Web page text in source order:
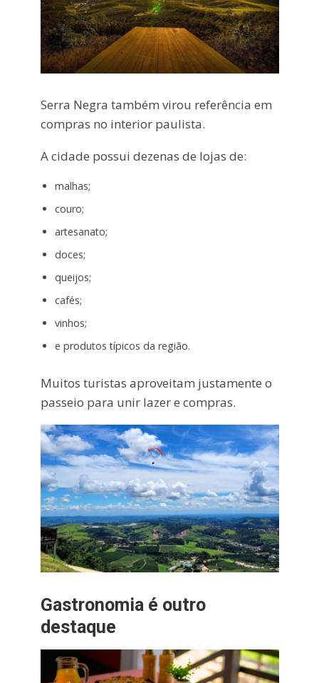
Serra Negra também virou referência em
compras no interior paulista.
A cidade possui dezenas de lojas de:
malhas;
couro;
artesanato;
doces;
queijos;
cafés;
vinhos;
e produtos típicos da região.
Muitos turistas aproveitam justamente o
passeio para unir lazer e compras.
Gastronomia é outro
destaque